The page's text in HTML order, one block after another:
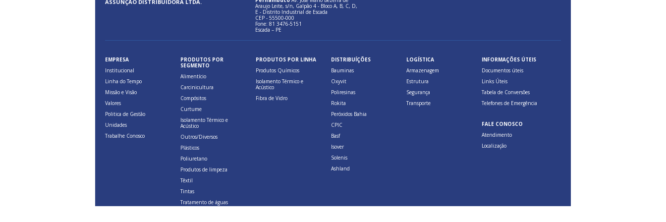
ASSUNÇÃO DISTRIBUIDORA LTDA.
Araujo Leite, s/n, Galpão 4 - Bloco A, B, C, D,
E - Distrito Industrial de Escada
CEP - 55500-000
Fone: 81 3476-5151
Escada – PE
EMPRESA
Institucional
Linha do Tempo
Missão e Visão
Valores
Politica de Gestão
Unidades
Trabalhe Conosco
PRODUTOS POR
SEGMENTO
Alimentício
Carcinicultura
Compósitos
Curtume
Isolamento Térmico e
Acústico
Outros/Diversos
Plásticos
Poliuretano
Produtos de limpeza
Têxtil
Tintas
Tratamento de águas
PRODUTOS POR LINHA
Produtos Químicos
Isolamento Térmico e
Acústico
Fibra de Vidro
DISTRIBUÍÇÕES
Bauminas
Oxyvit
Poliresinas
Rokita
Peróxidos Bahia
CPIC
Basf
Isover
Solenis
Ashland
LOGÍSTICA
Armazenagem
Estrutura
Segurança
Transporte
INFORMAÇÕES ÚTEIS
Documentos úteis
Links Úteis
Tabela de Conversões
Telefones de Emergência
FALE CONOSCO
Atendimento
Localização